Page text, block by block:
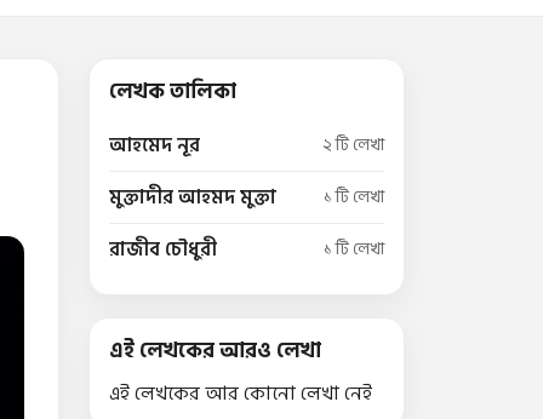
লেখক তালিকা
আহমেদ নূর ২ টি লেখা
মুক্তাদীর আহমদ মুক্তা ১ টি লেখা
রাজীব চৌধুরী ১ টি লেখা
এই লেখকের আরও লেখা
এই লেখকের আর কোনো লেখা নেই